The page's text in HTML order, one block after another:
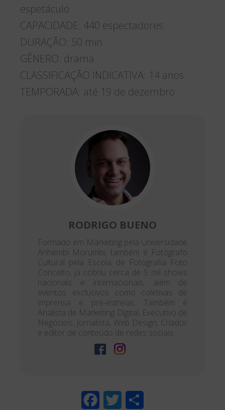
espetáculo
CAPACIDADE: 440 espectadores
DURAÇÃO: 50 min
GÊNERO: drama
CLASSIFICAÇÃO INDICATIVA: 14 anos
TEMPORADA: até 19 de dezembro
RODRIGO BUENO
Formado em Marketing pela Universidade
Anhembi Morumbi, também é Fotógrafo
Cultural pela Escola de Fotografia Foto
Conceito, já cobriu cerca de 5 mil shows
nacionais e internacionais, além de
eventos exclusivos como coletivas de
imprensa e pré-estreias. Também é
Analista de Marketing Digital, Executivo de
Negócios, Jornalista, Web Design, Criador
e editor de conteúdo de redes sociais.